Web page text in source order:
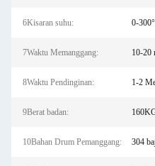
6Kisaran suhu: 0-
7Waktu Memanggang: 10-20
8Waktu Pendinginan: 1-2
9Berat badan:
10Bahan Drum Pemanggang: 304